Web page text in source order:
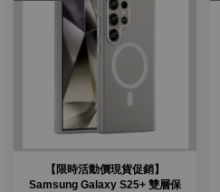
【限時活動價現貨促銷】
Samsung Galaxy S25+ 雙層保